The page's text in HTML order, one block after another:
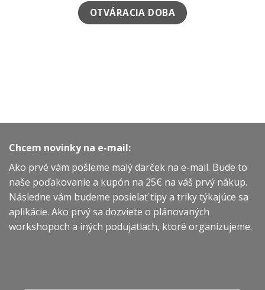
OTVÁRACIA DOBA
Chcem novinky na e-mail:
Ako prvé vám pošleme malý darček na e-mail. Bude to
naše poďakovanie a kupón na 25€ na váš prvý nákup.
Následne vám budeme posielať tipy a triky týkajúce sa
aplikácie. Ako prvý sa dozviete o plánovaných
workshopoch a iných podujatiach, ktoré organizujeme.